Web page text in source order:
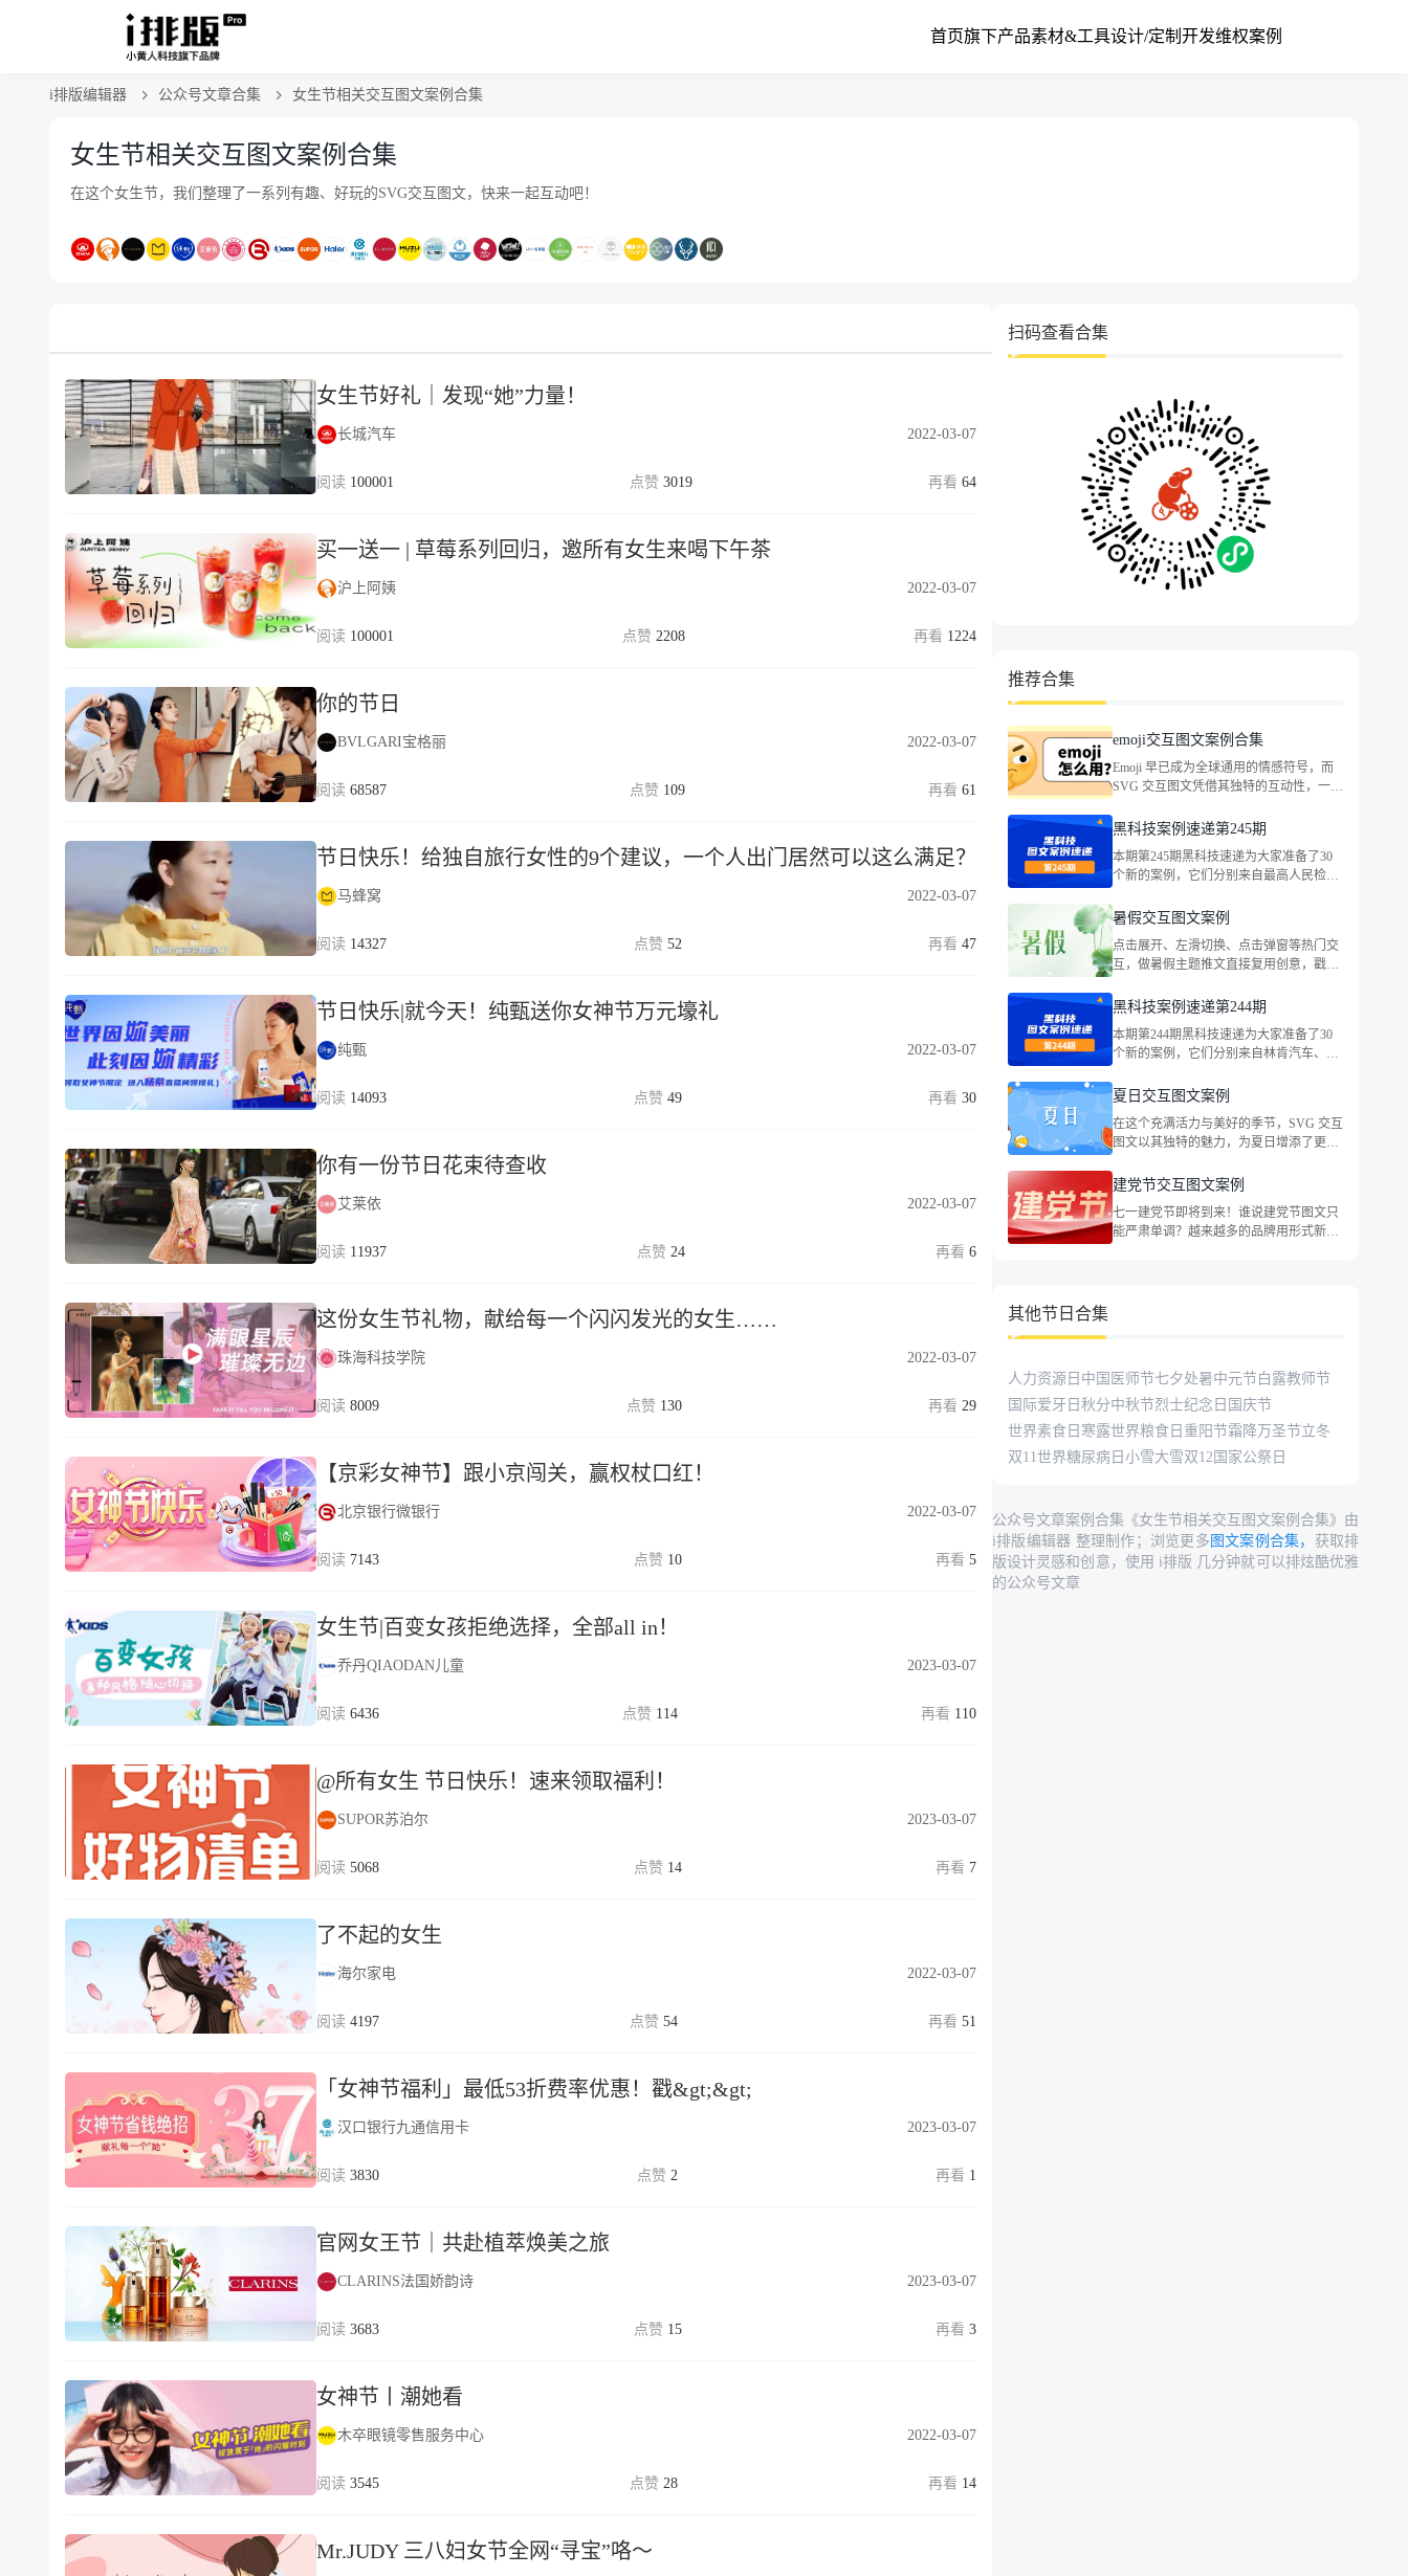
首页旗下产品素材&工具设计/定制开发维权案例
i排版编辑器 公众号文章合集 女生节相关交互图文案例合集
女生节相关交互图文案例合集
在这个女生节，我们整理了一系列有趣、好玩的SVG交互图文，快来一起互动吧！
女生节好礼｜发现“她”力量！
长城汽车 2022-03-07
100001 3019 64
买一送一 | 草莓系列回归，邀所有女生来喝下午茶
沪上阿姨 2022-03-07
100001 2208 1224
你的节日
BVLGARI宝格丽 2022-03-07
68587 109 61
节日快乐！给独自旅行女性的9个建议，一个人出门居然可以这么满足？
马蜂窝 2022-03-07
14327 52 47
节日快乐|就今天！纯甄送你女神节万元壕礼
纯甄 2022-03-07
14093 49 30
你有一份节日花束待查收
艾莱依 2022-03-07
11937 24 6
这份女生节礼物，献给每一个闪闪发光的女生……
珠海科技学院 2022-03-07
8009 130 29
【京彩女神节】跟小京闯关，赢权杖口红！
北京银行微银行 2022-03-07
7143 10 5
女生节|百变女孩拒绝选择，全部all in！
乔丹QIAODAN儿童 2023-03-07
6436 114 110
@所有女生 节日快乐！速来领取福利！
SUPOR苏泊尔 2023-03-07
5068 14 7
了不起的女生
海尔家电 2022-03-07
4197 54 51
「女神节福利」最低53折费率优惠！戳&gt;&gt;
汉口银行九通信用卡 2023-03-07
3830 2 1
官网女王节｜共赴植萃焕美之旅
CLARINS法国娇韵诗 2023-03-07
3683 15 3
女神节丨潮她看
木卒眼镜零售服务中心 2022-03-07
3545 28 14
Mr.JUDY 三八妇女节全网“寻宝”咯～
扫码查看合集
推荐合集
emoji交互图文案例合集
Emoji 早已成为全球通用的情感符号，而
SVG 交互图文凭借其独特的互动性，一起
黑科技案例速递第245期
本期第245期黑科技速递为大家准备了30
个新的案例，它们分别来自最高人民检察
窖荟VlP俱乐部、全心全意小天鹅、满记
饮、蔡司官方、茉酸奶、味全、路易威
登、资生堂中国等品牌，包括企业宣传、
暑假交互图文案例
点击展开、左滑切换、点击弹窗等热门交
互，做暑假主题推文直接复用创意，戳文
黑科技案例速递第244期
本期第244期黑科技速递为大家准备了30
个新的案例，它们分别来自林肯汽车、国
汽车金融中国、CoCo都可、伊利QQ星牛
法院、特仑苏、heytea喜茶、最高人民法
院、海底捞火锅等品牌，包括企业宣传、
夏日交互图文案例
在这个充满活力与美好的季节，SVG 交互
图文以其独特的魅力，为夏日增添了更多
建党节交互图文案例
七一建党节即将到来！谁说建党节图文只
能严肃单调？越来越多的品牌用形式新
其他节日合集
人力资源日 中国医师节七夕处暑中元节白露教师节
国际爱牙日 秋分中秋节烈士纪念日 国庆节
世界素食日 寒露世界粮食日 重阳节霜降万圣节立冬
双11世界糖尿病日 小雪大雪双12 国家公祭日
公众号文章案例合集《女生节相关交互图文案例合集》由
i排版编辑器 整理制作；浏览更多 图文案例合集， 获取排
版设计灵感和创意，使用 i排版 几分钟就可以排炫酷优雅
的公众号文章